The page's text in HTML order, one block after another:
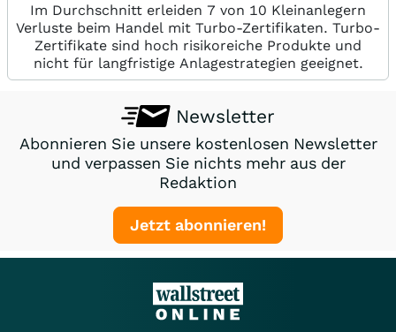
Im Durchschnitt erleiden 7 von 10 Kleinanlegern
Verluste beim Handel mit Turbo-Zertifikaten. Turbo-
Zertifikate sind hoch risikoreiche Produkte und
nicht für langfristige Anlagestrategien geeignet.
Newsletter
Abonnieren Sie unsere kostenlosen Newsletter
und verpassen Sie nichts mehr aus der
Redaktion
Jetzt abonnieren!